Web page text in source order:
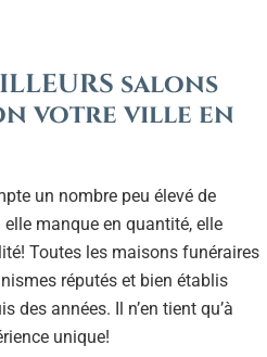
salons
votre ville en
un nombre peu élevé de
manque en quantité, elle
Toutes les maisons funéraires
réputés et bien établis
des années. Il n’en tient qu’à
unique!